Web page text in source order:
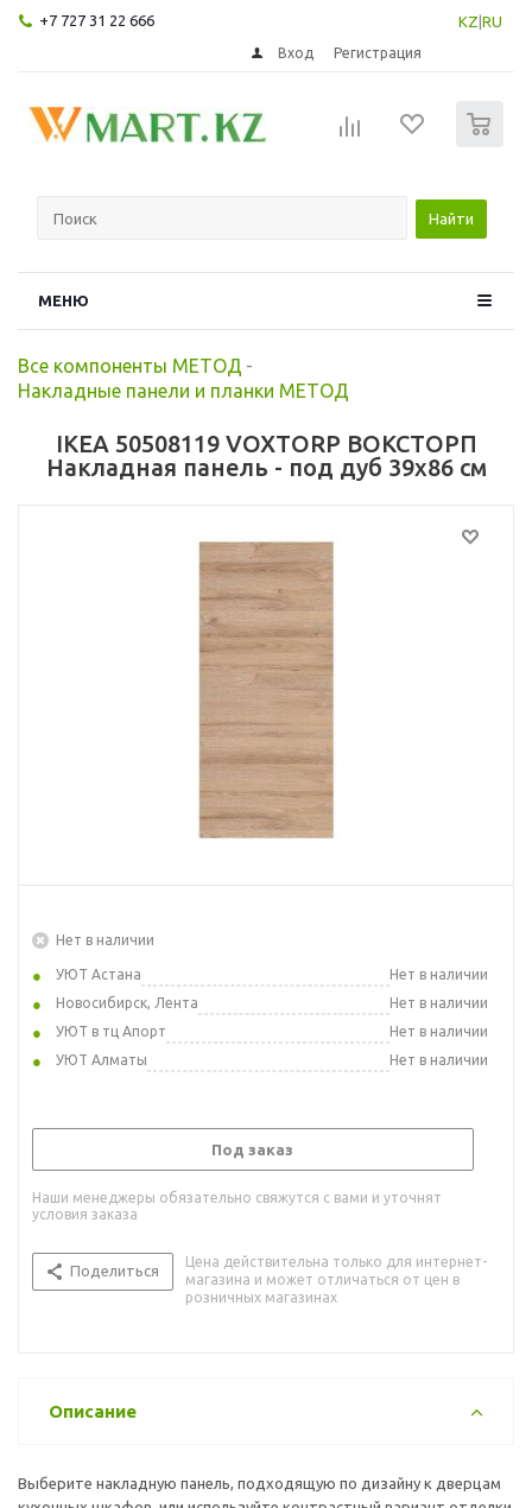
+7 727 31 22 666 KZ RU
Вход Регистрация
Найти
МЕНЮ
Все компоненты МЕТОД -
Накладные панели и планки МЕТОД
IKEA 50508119 VOXTORP ВОКСТОРП
Накладная панель - под дуб 39x86 см
Нет в наличии
УЮТ Астана
Нет в наличии
Новосибирск, Лента
Нет в наличии
УЮТ в тц Апорт
Нет в наличии
УЮТ Алматы
Нет в наличии
Под заказ
Наши менеджеры обязательно свяжутся с вами и уточнят
условия заказа
Поделиться
Цена действительна только для интернет-
магазина и может отличаться от цен в
розничных магазинах
Описание
Выберите накладную панель, подходящую по дизайну к дверцам